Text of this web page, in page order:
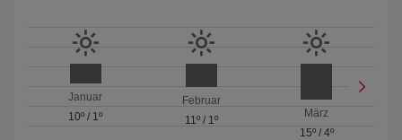
Januar
10º / 1º
Februar
11º/ 1º
März
15º/ 4º